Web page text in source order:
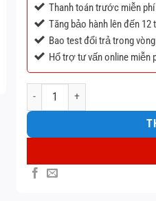
Thanh toán trước miễn
Tăng bảo hành lên đến 12
Bao test đổi trả trong
Hổ trợ tư vấn online miễn
Thay bản lề latop số lượng